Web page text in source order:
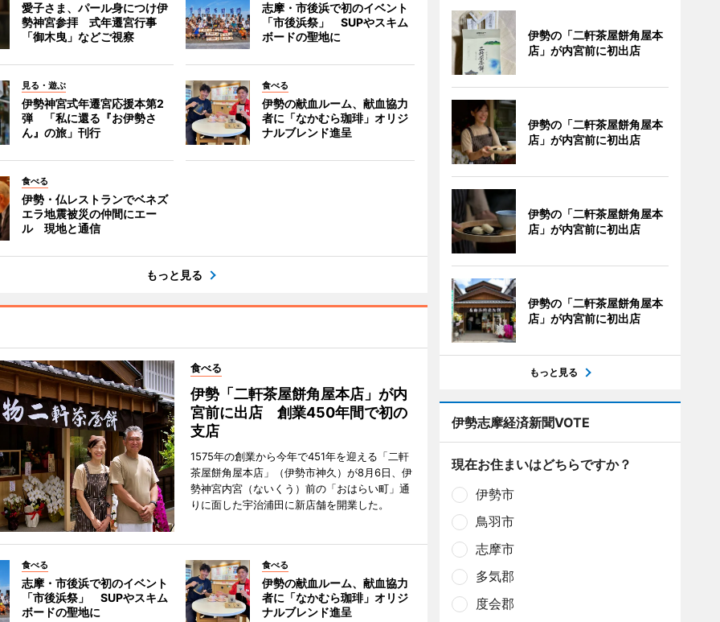
愛子さま、パール身につけ伊
勢神宮参拝 式年遷宮行事
「御木曳」などご視察
志摩・市後浜で初のイベント
「市後浜祭」 SUPやスキム
ボードの聖地に
見る・遊ぶ
伊勢神宮式年遷宮応援本第2
弾 「私に還る『お伊勢さ
ん』の旅」刊行
食べる
伊勢の献血ルーム、献血協力
者に「なかむら珈琲」オリジ
ナルブレンド進呈
食べる
伊勢・仏レストランでベネズ
エラ地震被災の仲間にエー
ル 現地と通信
もっと見る
食べる
伊勢「二軒茶屋餅角屋本店」が内
宮前に出店 創業450年間で初の
支店
1575年の創業から今年で451年を迎える「二軒
茶屋餅角屋本店」（伊勢市神久）が8月6日、伊
勢神宮内宮（ないくう）前の「おはらい町」通
りに面した宇治浦田に新店舗を開業した。
食べる
志摩・市後浜で初のイベント
「市後浜祭」 SUPやスキム
ボードの聖地に
食べる
伊勢の献血ルーム、献血協力
者に「なかむら珈琲」オリジ
ナルブレンド進呈
伊勢の「二軒茶屋餅角屋本
店」が内宮前に初出店
伊勢の「二軒茶屋餅角屋本
店」が内宮前に初出店
伊勢の「二軒茶屋餅角屋本
店」が内宮前に初出店
伊勢の「二軒茶屋餅角屋本
店」が内宮前に初出店
もっと見る
伊勢志摩経済新聞VOTE
現在お住まいはどちらですか？
伊勢市
鳥羽市
志摩市
多気郡
度会郡